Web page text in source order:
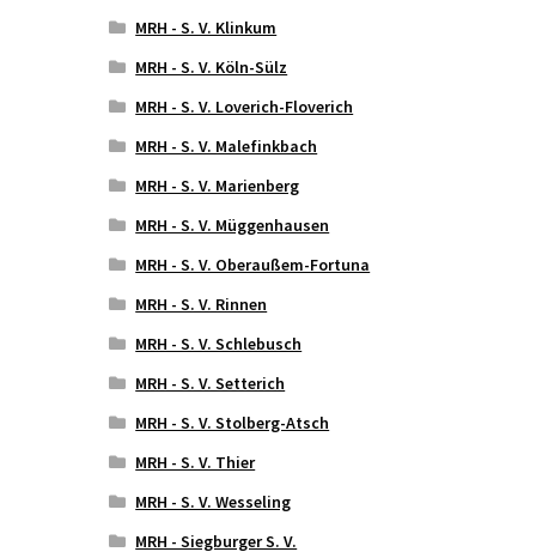
MRH - S. V. Klinkum
MRH - S. V. Köln-Sülz
MRH - S. V. Loverich-Floverich
MRH - S. V. Malefinkbach
MRH - S. V. Marienberg
MRH - S. V. Müggenhausen
MRH - S. V. Oberaußem-Fortuna
MRH - S. V. Rinnen
MRH - S. V. Schlebusch
MRH - S. V. Setterich
MRH - S. V. Stolberg-Atsch
MRH - S. V. Thier
MRH - S. V. Wesseling
MRH - Siegburger S. V.